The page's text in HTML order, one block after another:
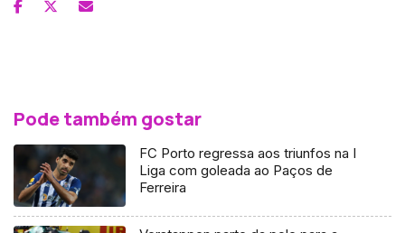
Pode também gostar
FC Porto regressa aos triunfos na I
Liga com goleada ao Paços de
Ferreira